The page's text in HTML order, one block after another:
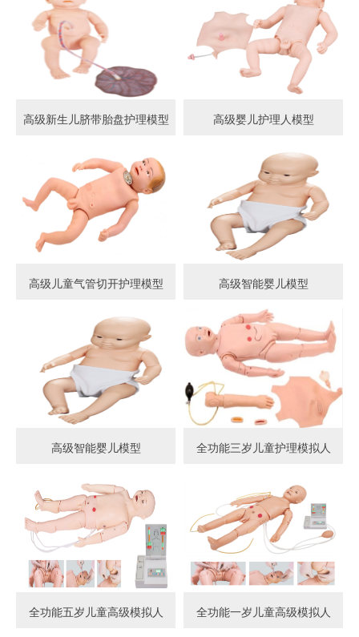
高级新生儿脐带胎盘护理模型 高级婴儿护理人模型
高级儿童气管切开护理模型 高级智能婴儿模型
高级智能婴儿模型 全功能三岁儿童护理模拟人
全功能五岁儿童高级模拟人 全功能一岁儿童高级模拟人